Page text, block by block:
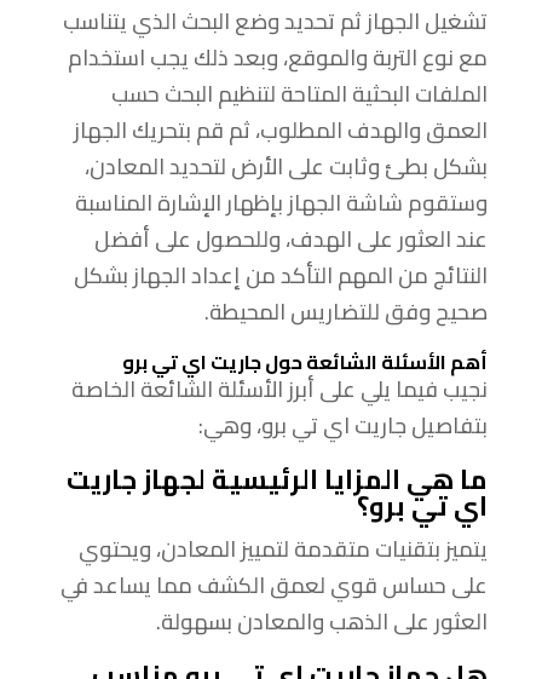
تشغيل الجهاز ثم تحديد وضع البحث الذي يتناسب
مع نوع التربة والموقع، وبعد ذلك يجب استخدام
الملفات البحثية المتاحة لتنظيم البحث حسب
العمق والهدف المطلوب، ثم قم بتحريك الجهاز
بشكل بطئ وثابت على الأرض لتحديد المعادن،
وستقوم شاشة الجهاز بإظهار الإشارة المناسبة
عند العثور على الهدف، وللحصول على أفضل
النتائج من المهم التأكد من إعداد الجهاز بشكل
صحيح وفق للتضاريس المحيطة.
أهم الأسئلة الشائعة حول جاريت اي تي برو
نجيب فيما يلي على أبرز الأسئلة الشائعة الخاصة
بتفاصيل جاريت اي تي برو، وهي:
ما هي المزايا الرئيسية لجهاز جاريت
اي تي برو؟
يتميز بتقنيات متقدمة لتمييز المعادن، ويحتوي
على حساس قوي لعمق الكشف مما يساعد في
العثور على الذهب والمعادن بسهولة.